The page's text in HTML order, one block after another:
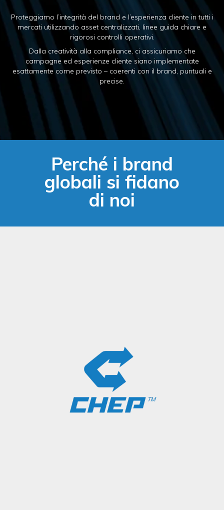
Proteggiamo l’integrità del brand e l’esperienza cliente in tutti i
mercati utilizzando asset centralizzati, linee guida chiare e
rigorosi controlli operativi.
Dalla creatività alla compliance, ci assicuriamo che
campagne ed esperienze cliente siano implementate
esattamente come previsto – coerenti con il brand, puntuali e
precise.
Perché i brand
globali si fidano
di noi